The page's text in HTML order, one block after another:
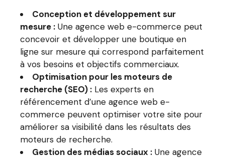
Conception et développement sur
mesure : Une agence web e-commerce peut
concevoir et développer une boutique en
ligne sur mesure qui correspond parfaitement
à vos besoins et objectifs commerciaux.
Optimisation pour les moteurs de
recherche (SEO) : Les experts en
référencement d’une agence web e-
commerce peuvent optimiser votre site pour
améliorer sa visibilité dans les résultats des
moteurs de recherche.
Gestion des médias sociaux : Une agence